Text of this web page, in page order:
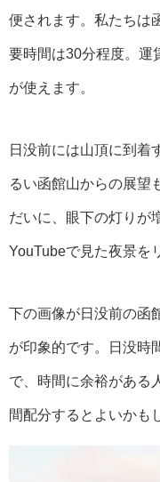
便されます。私たちは
要時間は30分程度。運
が使えます。
日没前には山頂に到着
るい函館山からの展望
だいに、眼下の灯りが
YouTubeで見た夜景を
下の画像が日没前の函
が印象的です。日没時
で、時間に余裕がある
間配分するとよいかも